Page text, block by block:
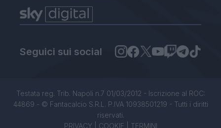
Seguici sui social
Testata reg. Trib. Napoli n.7 01/03/2012 - Iscrizione al ROC:
44869 - © Fantacalcio S.R.L. P.IVA 10938501219 - Tutti i diritti
riservati.
PRIVACY| COOKIE TERMINI